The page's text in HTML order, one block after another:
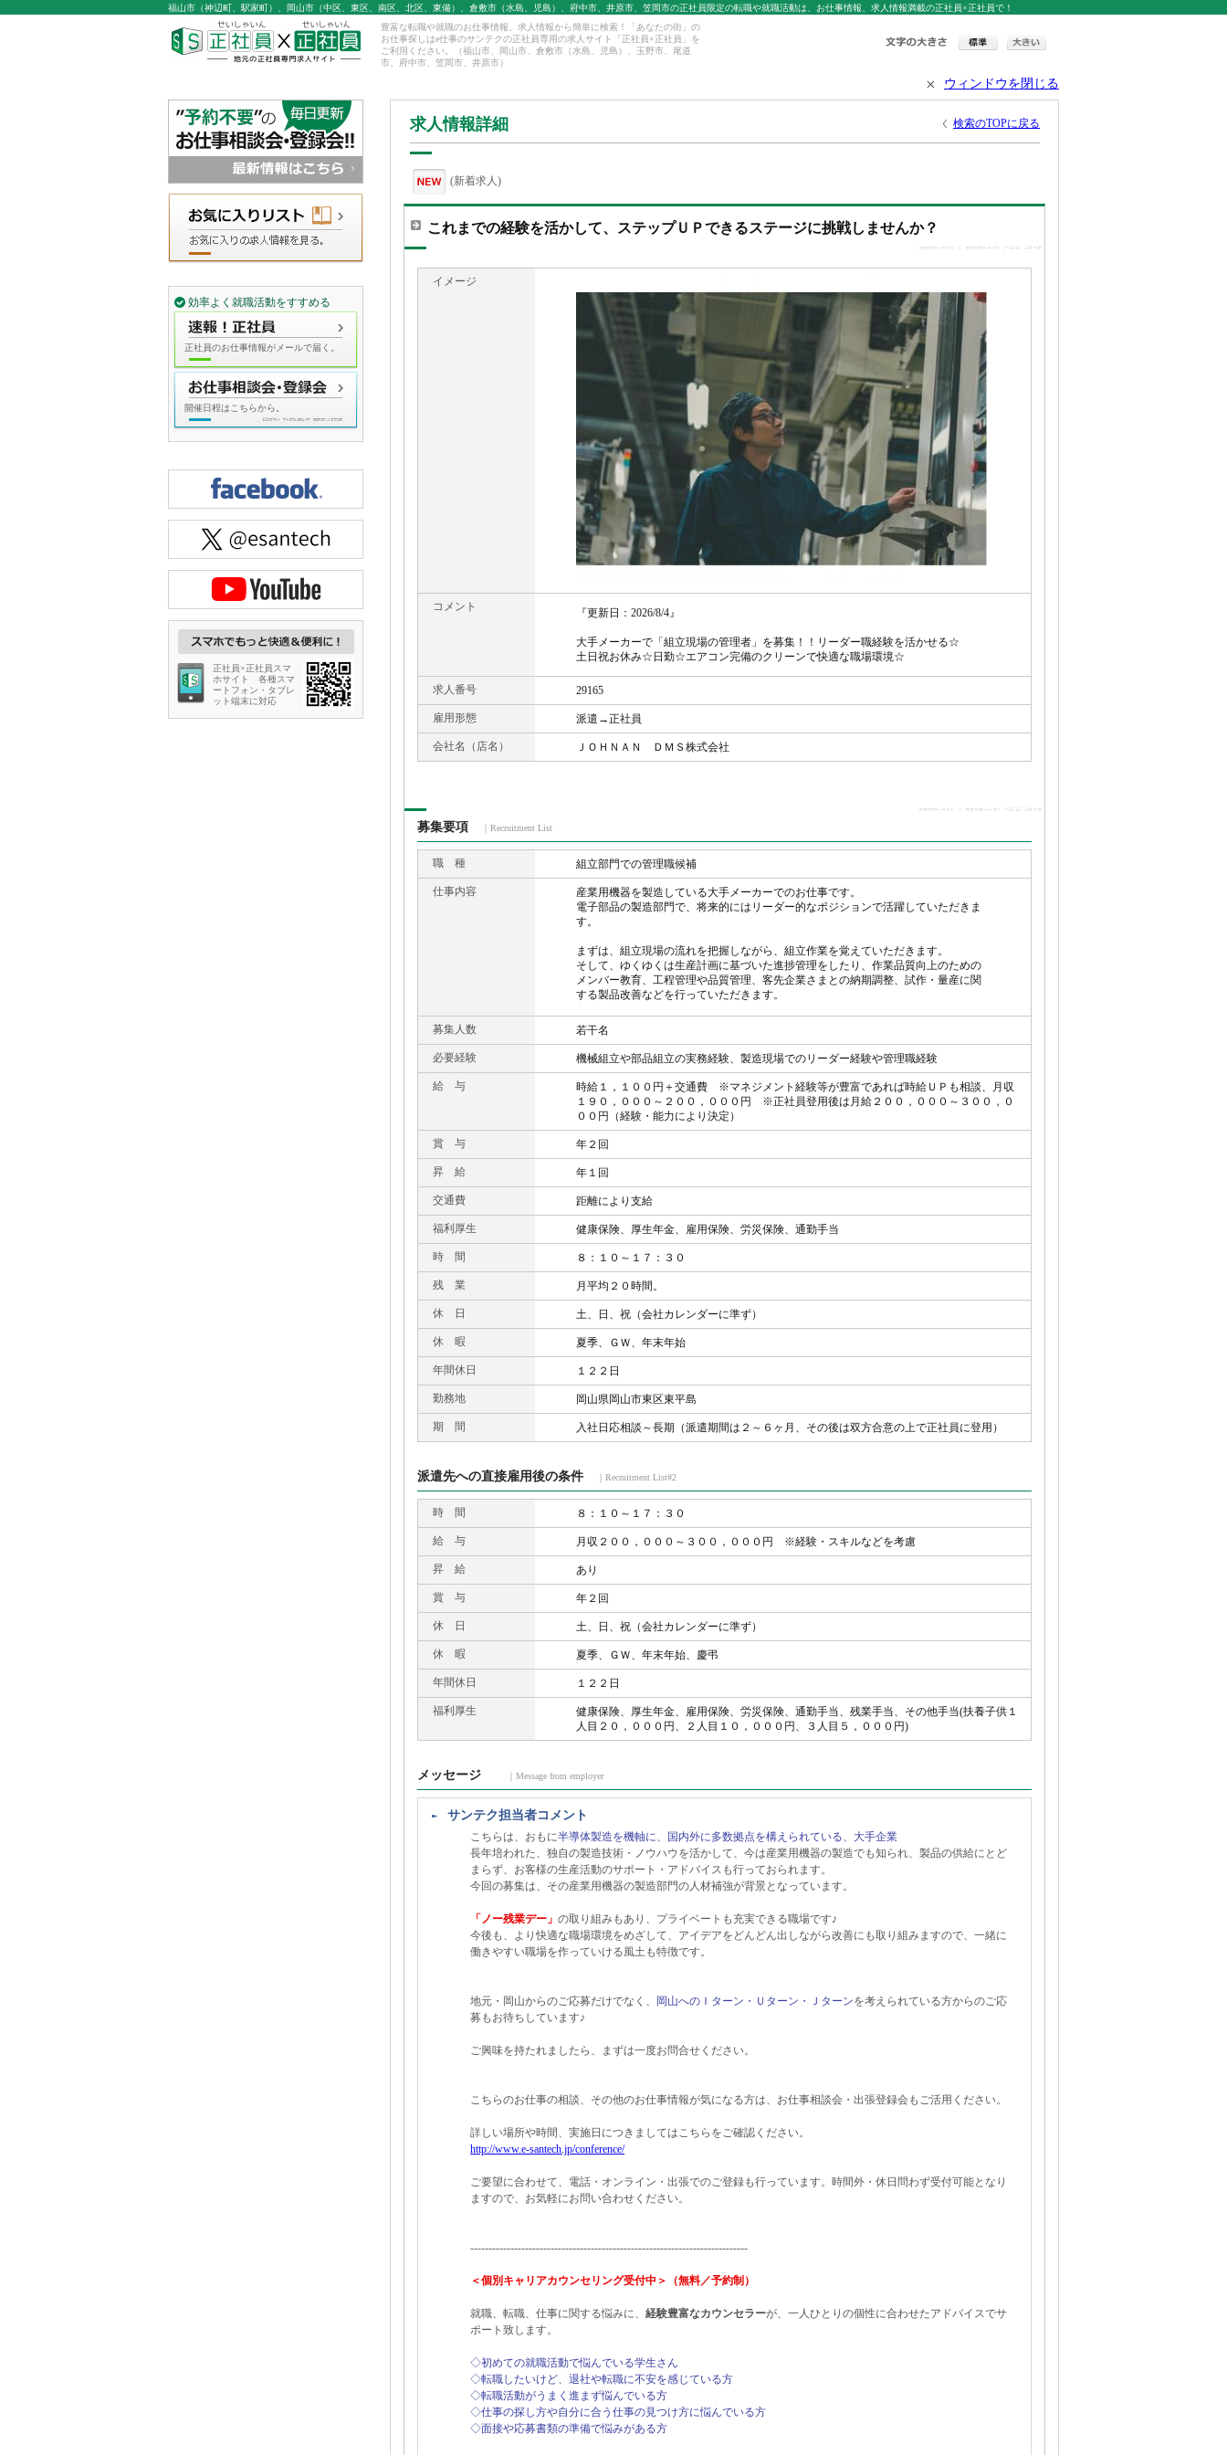
福山市（神辺町、駅家町）、岡山市（中区、東区、南区、北区、東備）、倉敷市（水島、児島）、府中市、井原市、笠岡市の正社員限定の転職や就職活動は、お仕事情報、求人情報満載の正社員×正社員で！
豊富な転職や就職のお仕事情報、求人情報から簡単に検索！「あなたの街」の
お仕事探しはe仕事のサンテクの正社員専用の求人サイト「正社員×正社員」を
ご利用ください。（福山市、岡山市、倉敷市（水島、児島）、玉野市、尾道
市、府中市、笠岡市、井原市）
ウィンドウを閉じる
求人情報詳細 検索のTOPに戻る
(新着求人)
これまでの経験を活かして、ステップＵＰできるステージに挑戦しませんか？
イメージ
コメント 『更新日：2026/8/4』
大手メーカーで「組立現場の管理者」を募集！！リーダー職経験を活かせる☆
土日祝お休み☆日勤☆エアコン完備のクリーンで快適な職場環境☆
求人番号 29165
雇用形態 派遣→正社員
会社名（店名） ＪＯＨＮＡＮ ＤＭＳ株式会社
募集要項 ｜Recruitment List
職 種 組立部門での管理職候補
仕事内容
産業用機器を製造している大手メーカーでのお仕事です。
電子部品の製造部門で、将来的にはリーダー的なポジションで活躍していただきま
す。
まずは、組立現場の流れを把握しながら、組立作業を覚えていただきます。
そして、ゆくゆくは生産計画に基づいた進捗管理をしたり、作業品質向上のための
メンバー教育、工程管理や品質管理、客先企業さまとの納期調整、試作・量産に関
する製品改善などを行っていただきます。
募集人数 若干名
必要経験 機械組立や部品組立の実務経験、製造現場でのリーダー経験や管理職経験
給 与
時給１，１００円＋交通費 ※マネジメント経験等が豊富であれば時給ＵＰも相談、月収
１９０，０００～２００，０００円 ※正社員登用後は月給２００，０００～３００，０
００円（経験・能力により決定）
賞 与 年２回
昇 給 年１回
交通費 距離により支給
福利厚生 健康保険、厚生年金、雇用保険、労災保険、通勤手当
時 間 ８：１０～１７：３０
残 業 月平均２０時間。
休 日 土、日、祝（会社カレンダーに準ず）
休 暇 夏季、ＧＷ、年末年始
年間休日 １２２日
勤務地 岡山県岡山市東区東平島
期 間 入社日応相談～長期（派遣期間は２～６ヶ月、その後は双方合意の上で正社員に登用）
派遣先への直接雇用後の条件 ｜Recruitment List#2
時 間 ８：１０～１７：３０
給 与 月収２００，０００～３００，０００円 ※経験・スキルなどを考慮
昇 給 あり
賞 与 年２回
休 日 土、日、祝（会社カレンダーに準ず）
休 暇 夏季、ＧＷ、年末年始、慶弔
年間休日 １２２日
福利厚生
健康保険、厚生年金、雇用保険、労災保険、通勤手当、残業手当、その他手当(扶養子供１
人目２０，０００円、２人目１０，０００円、３人目５，０００円)
メッセージ ｜Message from employer
サンテク担当者コメント
こちらは、おもに半導体製造を機軸に、国内外に多数拠点を構えられている、大手企業
長年培われた、独自の製造技術・ノウハウを活かして、今は産業用機器の製造でも知られ、製品の供給にとど
まらず、お客様の生産活動のサポート・アドバイスも行っておられます。
今回の募集は、その産業用機器の製造部門の人材補強が背景となっています。
「ノー残業デー」 の取り組みもあり、プライベートも充実できる職場です♪
今後も、より快適な職場環境をめざして、アイデアをどんどん出しながら改善にも取り組みますので、一緒に
働きやすい職場を作っていける風土も特徴です。
地元・岡山からのご応募だけでなく、 岡山へのＩターン・Ｕターン・Ｊターンを考えられている方からのご応
募もお待ちしています♪
ご興味を持たれましたら、まずは一度お問合せください。
こちらのお仕事の相談、その他のお仕事情報が気になる方は、お仕事相談会・出張登録会もご活用ください。
詳しい場所や時間、実施日につきましてはこちらをご確認ください。
http://www.e-santech.jp/conference/
ご要望に合わせて、電話・オンライン・出張でのご登録も行っています。時間外・休日問わず受付可能となり
ますので、お気軽にお問い合わせください。
----------------------------------------------------------------------------
＜個別キャリアカウンセリング受付中＞（無料／予約制）
就職、転職、仕事に関する悩みに、 経験豊富なカウンセラーが、一人ひとりの個性に合わせたアドバイスでサ
ポート致します。
◇初めての就職活動で悩んでいる学生さん
◇転職したいけど、退社や転職に不安を感じている方
◇転職活動がうまく進まず悩んでいる方
◇仕事の探し方や自分に合う仕事の見つけ方に悩んでいる方
◇面接や応募書類の準備で悩みがある方
効率よく就職活動をすすめる
正社員のお仕事情報がメールで届く。
開催日程はこちらから。
正社員×正社員スマ
ホサイト 各種スマ
ートフォン・タブレ
ット端末に対応